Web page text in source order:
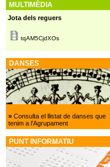
MULTIMÈDIA
Jota dels reguers
tqAM5CjdXOs
DANSES
»Consulta el llistat de danses que
tenim a l'Agrupament
PUNT INFORMATIU